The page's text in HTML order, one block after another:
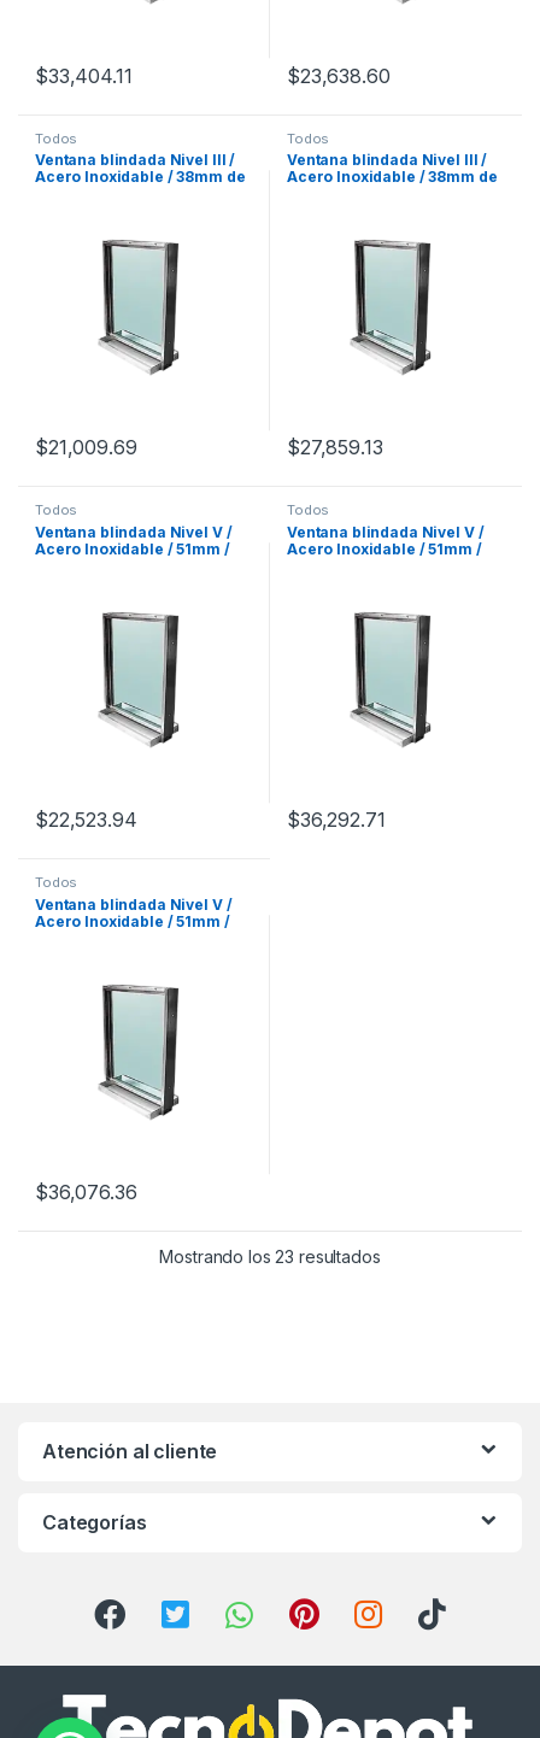
$33,404.11 $23,638.60
Todos
Ventana blindada Nivel III /
Acero Inoxidable / 38mm de
$21,009.69
Todos
Ventana blindada Nivel III /
Acero Inoxidable / 38mm de
$27,859.13
Todos
Ventana blindada Nivel V /
Acero Inoxidable / 51mm /
$22,523.94
Todos
Ventana blindada Nivel V /
Acero Inoxidable / 51mm /
$36,292.71
Todos
Ventana blindada Nivel V /
Acero Inoxidable / 51mm /
$36,076.36
Mostrando los 23 resultados
Atención al cliente
Categorías